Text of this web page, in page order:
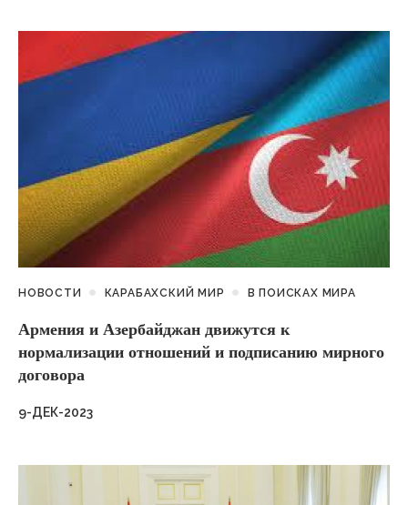
НОВОСТИ КАРАБАХСКИЙ МИР В ПОИСКАХ МИРА
Армения и Азербайджан движутся к
нормализации отношений и подписанию мирного
договора
9-ДЕК-2023